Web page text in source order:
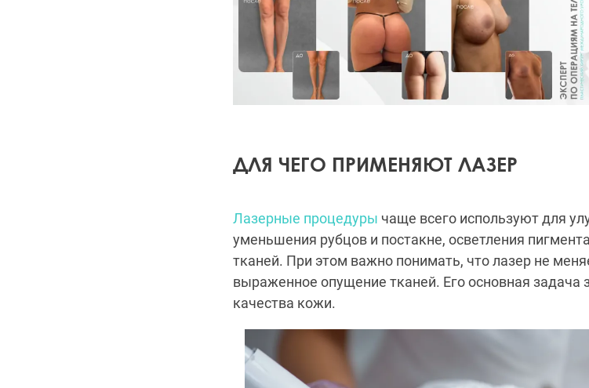
ДЛЯ ЧЕГО ПРИМЕНЯЮТ ЛАЗЕР
Лазерные процедуры чаще всего используют для
уменьшения рубцов и постакне, осветления
тканей. При этом важно понимать, что лазер не
выраженное опущение тканей. Его основная задача
качества кожи.